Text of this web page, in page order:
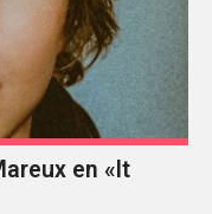
en «It